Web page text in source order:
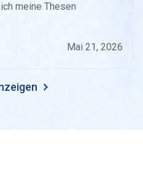
meine Thesen
Mai 21, 2026